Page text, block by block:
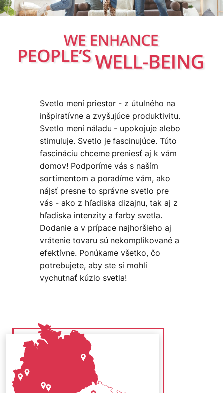
Svetlo mení priestor - z útulného na
inšpiratívne a zvyšujúce produktivitu.
Svetlo mení náladu - upokojuje alebo
stimuluje. Svetlo je fascinujúce. Túto
fascináciu chceme preniesť aj k vám
domov! Podporíme vás s naším
sortimentom a poradíme vám, ako
nájsť presne to správne svetlo pre
vás - ako z hľadiska dizajnu, tak aj z
hľadiska intenzity a farby svetla.
Dodanie a v prípade najhoršieho aj
vrátenie tovaru sú nekomplikované a
efektívne. Ponúkame všetko, čo
potrebujete, aby ste si mohli
vychutnať kúzlo svetla!